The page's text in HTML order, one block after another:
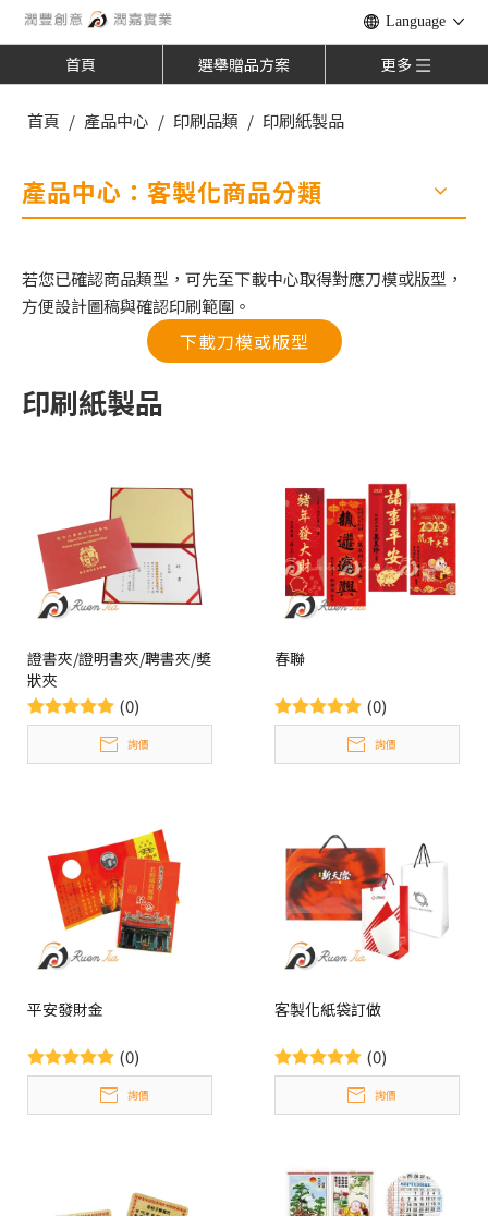
Language
首頁 選舉贈品方案 更多
首頁 / 產品中心 / 印刷品類 / 印刷紙製品
產品中心：客製化商品分類
若您已確認商品類型，可先至下載中心取得對應刀模或版型，
方便設計圖稿與確認印刷範圍。
下載刀模或版型
印刷紙製品
證書夾/證明書夾/聘書夾/奬
狀夾
(0)
詢價
春聯
(0)
詢價
平安發財金
(0)
詢價
客製化紙袋訂做
(0)
詢價